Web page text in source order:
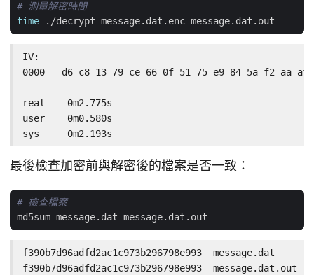
# 測量解密時間
time
IV:
0000 - d6 c8 13 79 ce 66 0f 51-75 e9 84 5a f2
real    0m2.775s
user    0m0.580s
sys     0m2.193s
最後檢查加密前與解密後的檔案是否一致：
# 檢查檔案
f390b7d96adfd2ac1c973b296798e993  message.dat
f390b7d96adfd2ac1c973b296798e993  message.dat.out